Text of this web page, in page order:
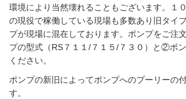
環境により当然壊れることもございます。１
の現役で稼働している現場も多数あり旧タイ
プが現場に混在しております。ポンプをご注
プの型式（RS７１１/７１５/７３０）と②ポ
ください。
ポンプの新旧によってポンプへのプーリーの
す。